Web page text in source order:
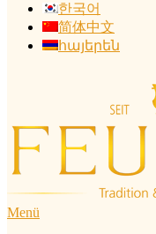
한국어
简体中文
հայերեն
Menü